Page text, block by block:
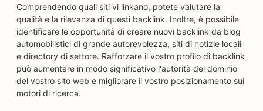
Comprendendo quali siti vi linkano, potete valutare la
qualità e la rilevanza di questi backlink. Inoltre, è possibile
identificare le opportunità di creare nuovi backlink da blog
automobilistici di grande autorevolezza, siti di notizie locali
e directory di settore. Rafforzare il vostro profilo di backlink
può aumentare in modo significativo l'autorità del dominio
del vostro sito web e migliorare il vostro posizionamento sui
motori di ricerca.